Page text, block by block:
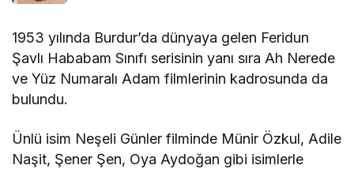
1953 yılında Burdur’da dünyaya gelen Feridun
Şavlı Hababam Sınıfı serisinin yanı sıra Ah Nerede
ve Yüz Numaralı Adam filmlerinin kadrosunda da
bulundu.
Ünlü isim Neşeli Günler filminde Münir Özkul, Adile
Naşit, Şener Şen, Oya Aydoğan gibi isimlerle